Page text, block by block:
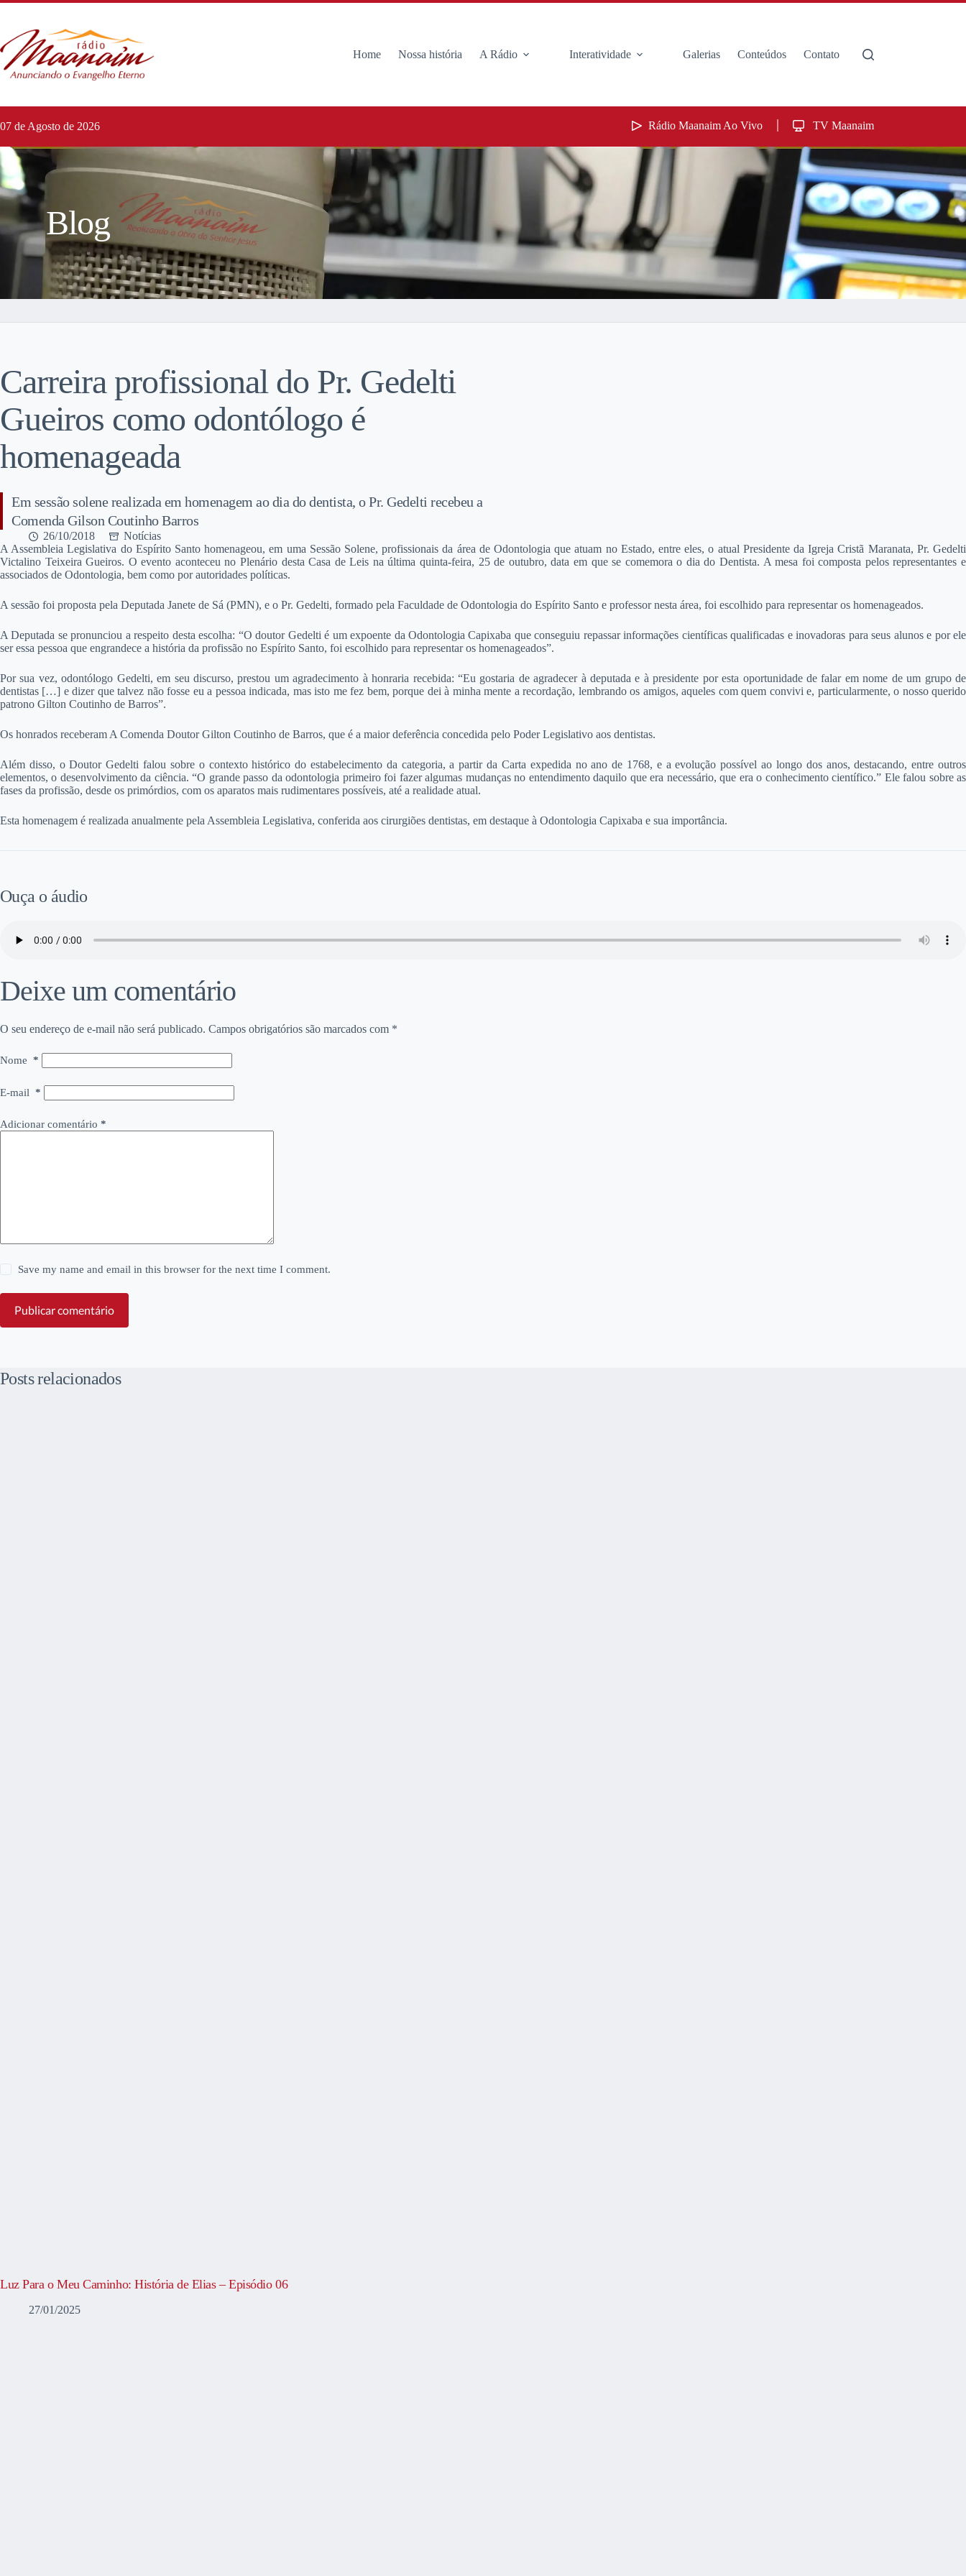
Home Nossa história A Rádio Interatividade Galerias Conteúdos Contato
07 de Agosto de 2026 Rádio Maanaim Ao Vivo TV Maanaim
Blog
Carreira profissional do Pr. Gedelti
Gueiros como odontólogo é
homenageada
Em sessão solene realizada em homenagem ao dia do dentista, o Pr. Gedelti recebeu a
Comenda Gilson Coutinho Barros
26/10/2018
Notícias
A Assembleia Legislativa do Espírito Santo homenageou, em uma Sessão Solene, profissionais da área de Odontologia que atuam no Estado, entre eles, o atual Presidente da Igreja Cristã Maranata, Pr. Gedelti
Victalino Teixeira Gueiros. O evento aconteceu no Plenário desta Casa de Leis na última quinta-feira, 25 de outubro, data em que se comemora o dia do Dentista. A mesa foi composta pelos representantes e
associados de Odontologia, bem como por autoridades políticas.
A sessão foi proposta pela Deputada Janete de Sá (PMN), e o Pr. Gedelti, formado pela Faculdade de Odontologia do Espírito Santo e professor nesta área, foi escolhido para representar os homenageados.
A Deputada se pronunciou a respeito desta escolha: “O doutor Gedelti é um expoente da Odontologia Capixaba que conseguiu repassar informações científicas qualificadas e inovadoras para seus alunos e por ele
ser essa pessoa que engrandece a história da profissão no Espírito Santo, foi escolhido para representar os homenageados”.
Por sua vez, odontólogo Gedelti, em seu discurso, prestou um agradecimento à honraria recebida: “Eu gostaria de agradecer à deputada e à presidente por esta oportunidade de falar em nome de um grupo de
dentistas […] e dizer que talvez não fosse eu a pessoa indicada, mas isto me fez bem, porque dei à minha mente a recordação, lembrando os amigos, aqueles com quem convivi e, particularmente, o nosso querido
patrono Gilton Coutinho de Barros”.
Os honrados receberam A Comenda Doutor Gilton Coutinho de Barros, que é a maior deferência concedida pelo Poder Legislativo aos dentistas.
Além disso, o Doutor Gedelti falou sobre o contexto histórico do estabelecimento da categoria, a partir da Carta expedida no ano de 1768, e a evolução possível ao longo dos anos, destacando, entre outros
elementos, o desenvolvimento da ciência. “O grande passo da odontologia primeiro foi fazer algumas mudanças no entendimento daquilo que era necessário, que era o conhecimento científico.” Ele falou sobre as
fases da profissão, desde os primórdios, com os aparatos mais rudimentares possíveis, até a realidade atual.
Esta homenagem é realizada anualmente pela Assembleia Legislativa, conferida aos cirurgiões dentistas, em destaque à Odontologia Capixaba e sua importância.
Ouça o áudio
Deixe um comentário
O seu endereço de e-mail não será publicado. Campos obrigatórios são marcados com *
Nome *
E-mail *
Adicionar comentário *
Save my name and email in this browser for the next time I comment.
Publicar comentário
Posts relacionados
Luz Para o Meu Caminho: História de Elias – Episódio 06
27/01/2025